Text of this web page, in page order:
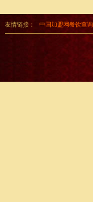
友情链接： 中国加盟网餐饮查询